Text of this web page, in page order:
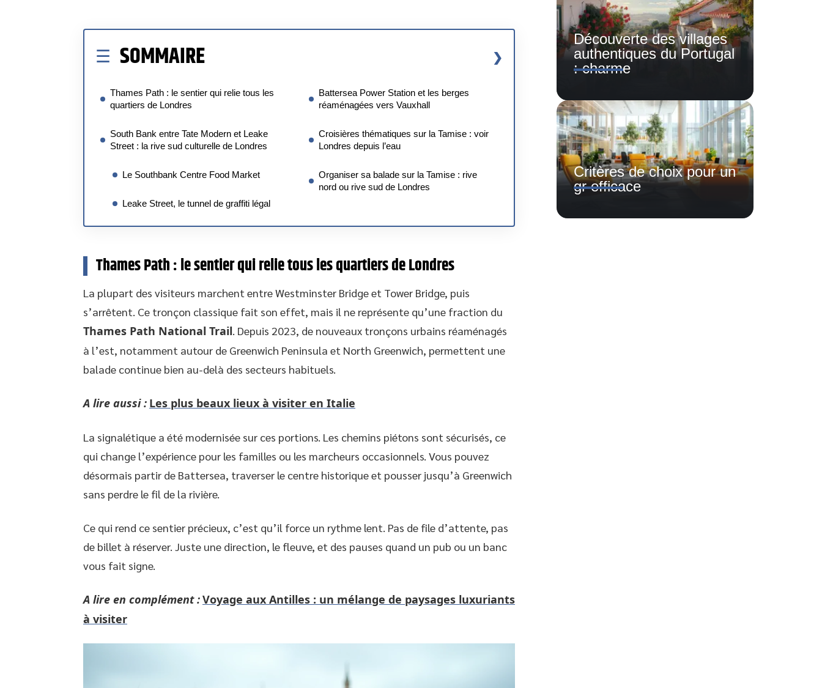
SOMMAIRE
Thames Path : le sentier qui relie tous les
quartiers de Londres
South Bank entre Tate Modern et Leake
Street : la rive sud culturelle de Londres
Le Southbank Centre Food Market
Leake Street, le tunnel de graffiti légal
Battersea Power Station et les berges
réaménagées vers Vauxhall
Croisières thématiques sur la Tamise : voir
Londres depuis l’eau
Organiser sa balade sur la Tamise : rive
nord ou rive sud de Londres
Thames Path : le sentier qui relie tous les quartiers de Londres
La plupart des visiteurs marchent entre Westminster Bridge et Tower Bridge, puis
s’arrêtent. Ce tronçon classique fait son effet, mais il ne représente qu’une fraction du
Thames Path National Trail. Depuis 2023, de nouveaux tronçons urbains réaménagés
à l’est, notamment autour de Greenwich Peninsula et North Greenwich, permettent une
balade continue bien au-delà des secteurs habituels.
A lire aussi : Les plus beaux lieux à visiter en Italie
La signalétique a été modernisée sur ces portions. Les chemins piétons sont sécurisés, ce
qui change l’expérience pour les familles ou les marcheurs occasionnels. Vous pouvez
désormais partir de Battersea, traverser le centre historique et pousser jusqu’à Greenwich
sans perdre le fil de la rivière.
Ce qui rend ce sentier précieux, c’est qu’il force un rythme lent. Pas de file d’attente, pas
de billet à réserver. Juste une direction, le fleuve, et des pauses quand un pub ou un banc
vous fait signe.
A lire en complément :Voyage aux Antilles : un mélange de paysages luxuriants
à visiter
Découverte des villages
authentiques du Portugal
: charme
Critères de choix pour un
gr efficace